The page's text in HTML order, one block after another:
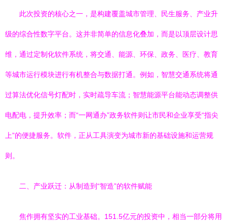
此次投资的核心之一，是构建覆盖城市管理、民生服务、产业升
级的综合性数字平台。这并非简单的信息化叠加，而是以顶层设计思
维，通过定制化软件系统，将交通、能源、环保、政务、医疗、教育
等城市运行模块进行有机整合与数据打通。例如，智慧交通系统将通
过算法优化信号灯配时，实时疏导车流；智慧能源平台能动态调整供
电配电，提升效率；而“一网通办”政务软件则让市民和企业享受“指尖
上”的便捷服务。软件，正从工具演变为城市新的基础设施和运营规
则。
二、产业跃迁：从制造到“智造”的软件赋能
焦作拥有坚实的工业基础。151.5亿元的投资中，相当一部分将用